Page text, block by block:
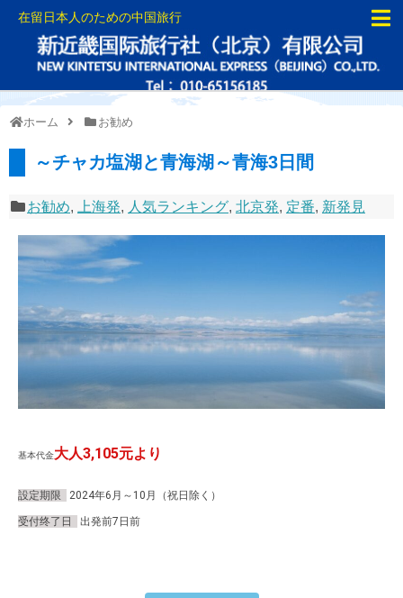
在留日本人のための中国旅行
ホーム お勧め
～チャカ塩湖と青海湖～青海3日間
お勧め, 上海発, 人気ランキング, 北京発, 定番, 新発見
基本代金大人3,105元より
設定期限 2024年6月～10月（祝日除く）
受付终了日 出発前7日前